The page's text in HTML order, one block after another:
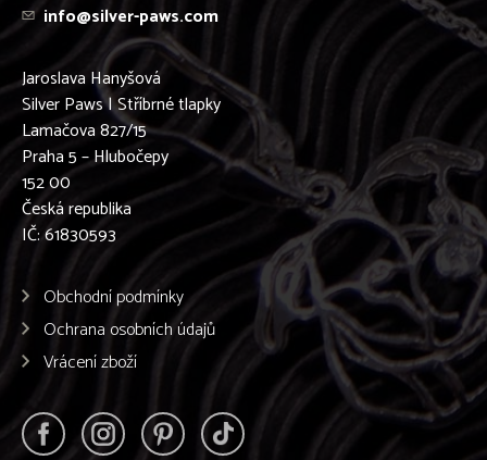
info@silver-paws.com
Jaroslava Hanyšová
Silver Paws | Stříbrné tlapky
Lamačova 827/15
Praha 5 – Hlubočepy
152 00
Česká republika
IČ: 61830593
Obchodní podmínky
Ochrana osobních údajů
Vrácení zboží